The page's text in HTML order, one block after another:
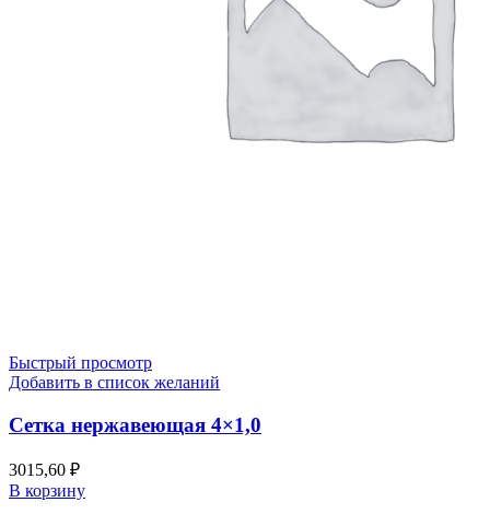
Быстрый просмотр
Добавить в список желаний
Сетка нержавеющая 4×1,0
3015,60 ₽
В корзину